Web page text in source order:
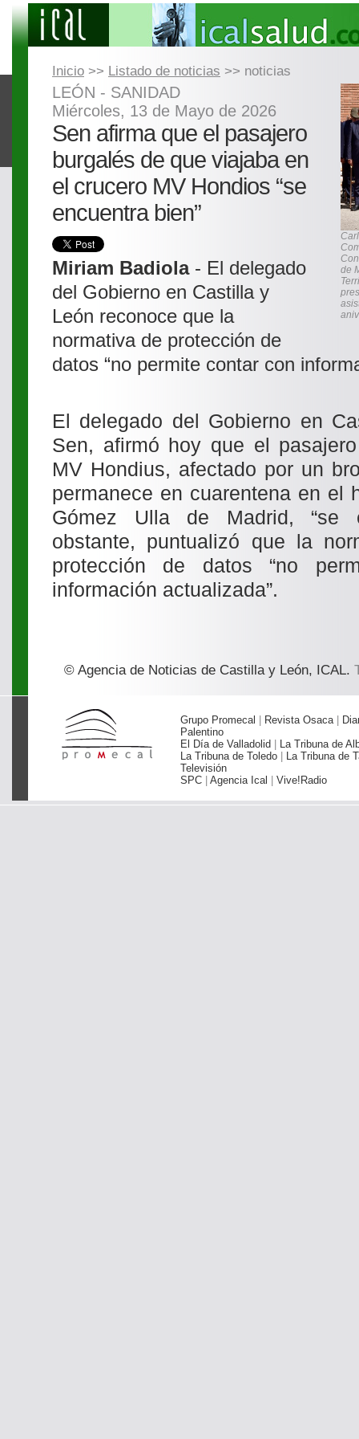
Inicio >> Listado de noticias >> noticias
de
LEÓN - SANIDAD
Miércoles, 13 de Mayo de 2026
Sen afirma que el pasajero
burgalés de que viajaba en
el crucero MV Hondios “se
encuentra bien”
Miriam Badiola- El delegado
del Gobierno en Castilla y
León reconoce que la
normativa de protección de
datos “no permite contar con
El delegado del Gobierno en
Sen, afirmó hoy que el
MV Hondius, afectado por un
permanece en cuarentena en el
Gómez Ulla de Madrid, “se
obstante, puntualizó que la
protección de datos “no
información actualizada”.
© Agencia de Noticias de Castilla y León, ICAL.
Grupo Promecal Revista Osaca
Palentino
El Día de Valladolid
La Tribuna de
La Tribuna de Toledo
La Tribuna de
Televisión
SPC
Agencia Ical Vive!Radio